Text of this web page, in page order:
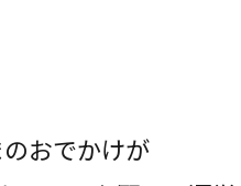
おでかけが